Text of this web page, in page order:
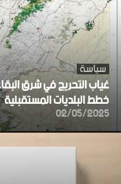
سياسة
غياب التحريج في شرق
خطط البلديات المستقبلية
02/05/2025